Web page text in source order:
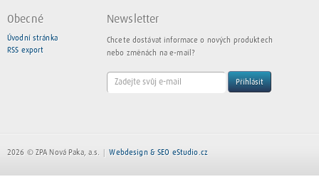
Obecné
Úvodní stránka
RSS export
Newsletter
Chcete dostávat informace o nových produktech
nebo změnách na e-mail?
Přihlásit
2026 © ZPA Nová Paka, a.s. Webdesign & SEO eStudio.cz